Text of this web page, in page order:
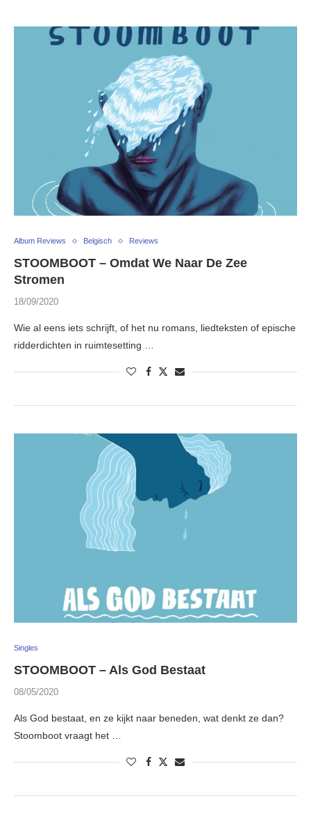
Album Reviews Belgisch Reviews
STOOMBOOT – Omdat We Naar De Zee
Stromen
18/09/2020
Wie al eens iets schrijft, of het nu romans, liedteksten of epische
ridderdichten in ruimtesetting …
Singles
STOOMBOOT – Als God Bestaat
08/05/2020
Als God bestaat, en ze kijkt naar beneden, wat denkt ze dan?
Stoomboot vraagt het …